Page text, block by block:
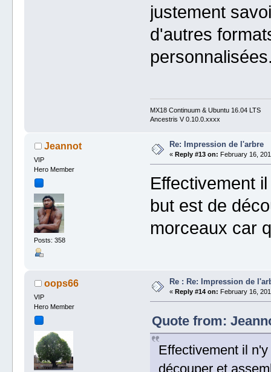
justement
d'autres
MX18 Continuum & Ubuntu 16.04 LTS
Ancestris V 0.10.0.xxxx
Jeannot
VIP
Hero Member
Posts: 358
Re: Impression de l'arbre
«Reply #13 on: February 16,
Effectivement
but est de
morceaux car
oops66
VIP
Hero Member
Re : Re: Impression de
«Reply #14 on: February 16,
Quote from:
Effectivement il
découper et